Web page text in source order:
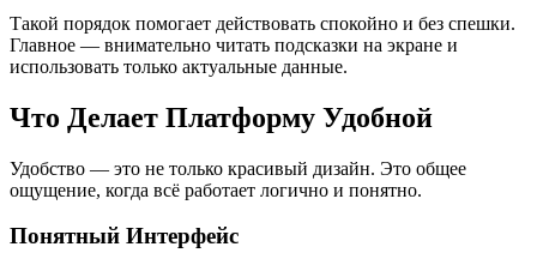
Такой порядок помогает действовать спокойно и без спешки.
Главное — внимательно читать подсказки на экране и
использовать только актуальные данные.
Что Делает Платформу Удобной
Удобство — это не только красивый дизайн. Это общее
ощущение, когда всё работает логично и понятно.
Понятный Интерфейс